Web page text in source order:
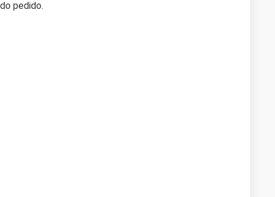
pedido.